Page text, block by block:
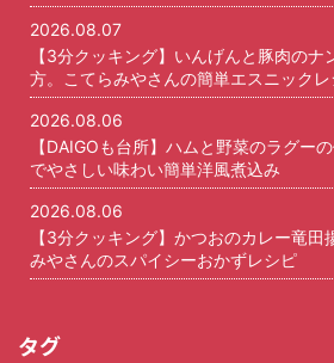
2026.08.07
【3分クッキング】いんげんと豚肉のナ
方。こてらみやさんの簡単エスニック
2026.08.06
【DAIGOも台所】ハムと野菜のラグー
でやさしい味わい簡単洋風煮込み
2026.08.06
【3分クッキング】かつおのカレー竜田
みやさんのスパイシーおかずレシピ
タグ